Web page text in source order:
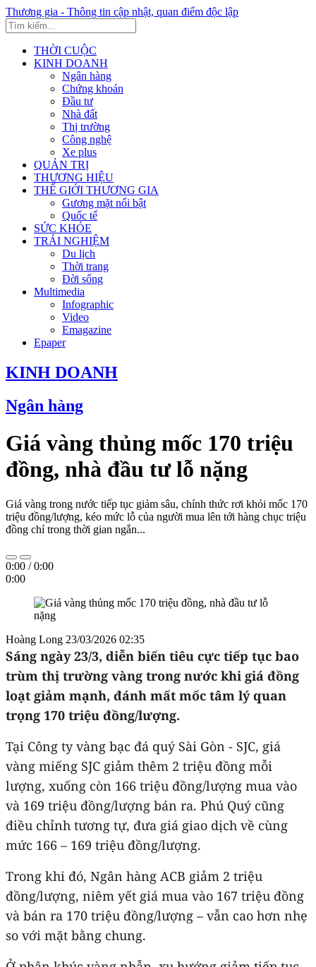
Thương gia - Thông tin cập nhật, quan điểm độc lập
THỜI CUỘC
KINH DOANH
Ngân hàng
Chứng khoán
Đầu tư
Nhà đất
Thị trường
Công nghệ
Xe plus
QUẢN TRỊ
THƯƠNG HIỆU
THẾ GIỚI THƯƠNG GIA
Gương mặt nổi bật
Quốc tế
SỨC KHỎE
TRẢI NGHIỆM
Du lịch
Thời trang
Đời sống
Multimedia
Infographic
Video
Emagazine
Epaper
KINH DOANH
Ngân hàng
Giá vàng thủng mốc 170 triệu
đồng, nhà đầu tư lỗ nặng
Giá vàng trong nước tiếp tục giảm sâu, chính thức rơi khỏi mốc 170
triệu đồng/lượng, kéo mức lỗ của người mua lên tới hàng chục triệu
đồng chỉ trong thời gian ngắn...
0:00 /0:00
0:00
Hoàng Long 23/03/2026 02:35
Sáng ngày 23/3, diễn biến tiêu cực tiếp tục bao
trùm thị trường vàng trong nước khi giá đồng
loạt giảm mạnh, đánh mất mốc tâm lý quan
trọng 170 triệu đồng/lượng.
Tại Công ty vàng bạc đá quý Sài Gòn - SJC, giá
vàng miếng SJC giảm thêm 2 triệu đồng mỗi
lượng, xuống còn 166 triệu đồng/lượng mua vào
và 169 triệu đồng/lượng bán ra. Phú Quý cũng
điều chỉnh tương tự, đưa giá giao dịch về cùng
mức 166 – 169 triệu đồng/lượng.
Trong khi đó, Ngân hàng ACB giảm 2 triệu
đồng/lượng, niêm yết giá mua vào 167 triệu đồng
và bán ra 170 triệu đồng/lượng – vẫn cao hơn nhẹ
so với mặt bằng chung.